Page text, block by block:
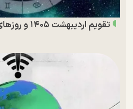
تقویم اردیبهشت ۱۴۰۵ و روز‌های تعطیل این ماه